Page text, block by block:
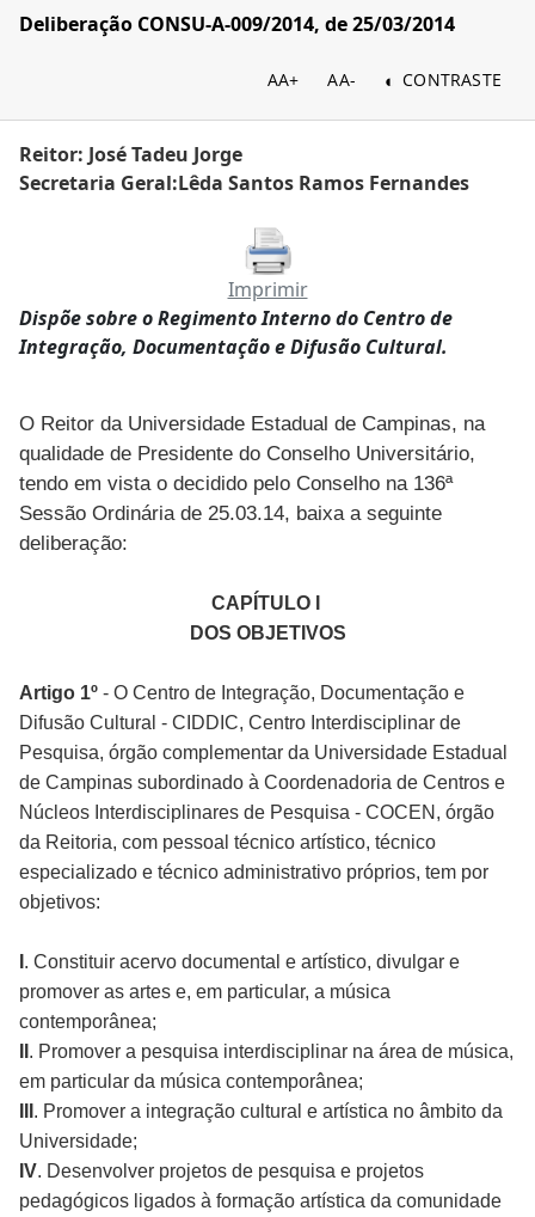
Deliberação CONSU-A-009/2014, de 25/03/2014
AA+ AA- CONTRASTE
Reitor: José Tadeu Jorge
Secretaria Geral:Lêda Santos Ramos Fernandes
Imprimir
Dispõe sobre o Regimento Interno do Centro de
Integração, Documentação e Difusão Cultural.
O Reitor da Universidade Estadual de Campinas, na
qualidade de Presidente do Conselho Universitário,
tendo em vista o decidido pelo Conselho na 136ª
Sessão Ordinária de 25.03.14, baixa a seguinte
deliberação:
CAPÍTULO I
DOS OBJETIVOS
Artigo 1º - O Centro de Integração, Documentação e
Difusão Cultural - CIDDIC, Centro Interdisciplinar de
Pesquisa, órgão complementar da Universidade Estadual
de Campinas subordinado à Coordenadoria de Centros e
Núcleos Interdisciplinares de Pesquisa - COCEN, órgão
da Reitoria, com pessoal técnico artístico, técnico
especializado e técnico administrativo próprios, tem por
objetivos:
. Constituir acervo documental e artístico, divulgar e
promover as artes e, em particular, a música
contemporânea;
. Promover a pesquisa interdisciplinar na área de música,
em particular da música contemporânea;
. Promover a integração cultural e artística no âmbito da
Universidade;
IV. Desenvolver projetos de pesquisa e projetos
pedagógicos ligados à formação artística da comunidade